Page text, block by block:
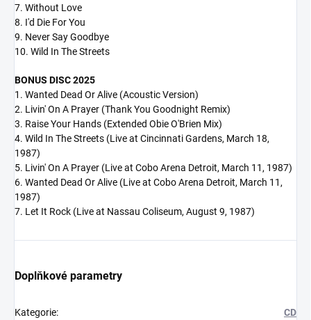
7. Without Love
8. I'd Die For You
9. Never Say Goodbye
10. Wild In The Streets
BONUS DISC 2025
1. Wanted Dead Or Alive (Acoustic Version)
2. Livin' On A Prayer (Thank You Goodnight Remix)
3. Raise Your Hands (Extended Obie O'Brien Mix)
4. Wild In The Streets (Live at Cincinnati Gardens, March 18,
1987)
5. Livin' On A Prayer (Live at Cobo Arena Detroit, March 11, 1987)
6. Wanted Dead Or Alive (Live at Cobo Arena Detroit, March 11,
1987)
7. Let It Rock (Live at Nassau Coliseum, August 9, 1987)
Doplňkové parametry
Kategorie: CD